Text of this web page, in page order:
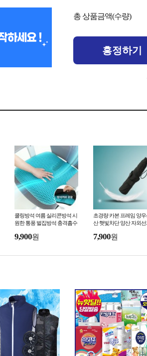
총 상품금액(수량)
흥정하기
쿨링방석 여름 실리콘방석 시
원한 통풍 벌집방석 충격흡수
력방석 (+커버포함)
9,900원
초경량 카본 프레임 양우
산 햇빛차단 양산 자외
산 캠핑 낚시
7,900원